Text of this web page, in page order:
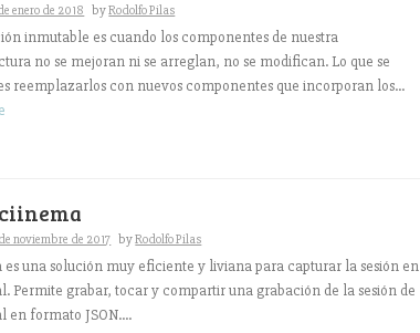
enero de 2018 byRodolfo Pilas
inmutable es cuando los componentes de nuestra
no se mejoran ni se arreglan, no se modifican. Lo que se
reemplazarlos con nuevos componentes que incorporan los...
noviembre de 2017 byRodolfo Pilas
es una solución muy eficiente y liviana para capturar la sesión en
Permite grabar, tocar y compartir una grabación de la sesión de
en formato JSON....